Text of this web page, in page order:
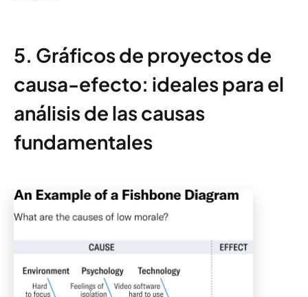
5. Gráficos de proyectos de
causa-efecto: ideales para el
análisis de las causas
fundamentales